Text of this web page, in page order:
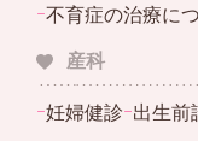
ｰ不育症の治療に
産科
ｰ妊婦健診ｰ出生前